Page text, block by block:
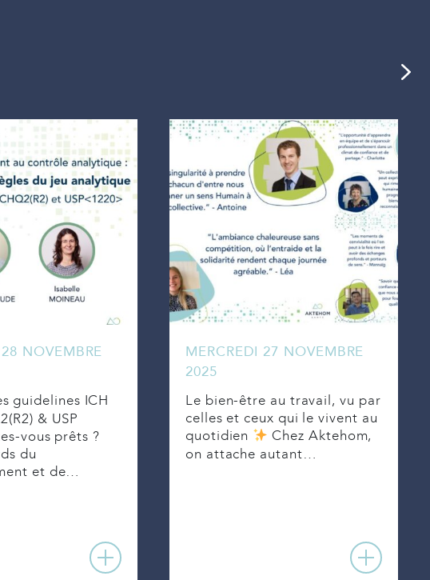
NOVEMBRE
guidelines ICH
& USP
vous prêts ?
du
et de…
MERCREDI 27 NOVEMBRE
2025
Le bien-être au travail, vu par
celles et ceux qui le vivent au
quotidien
Chez Aktehom,
on attache autant…